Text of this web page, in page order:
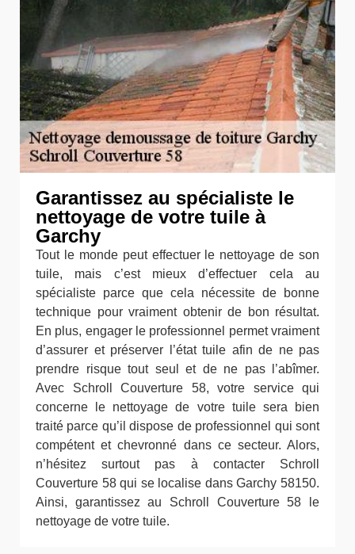
Garantissez au spécialiste le
nettoyage de votre tuile à
Garchy
Tout le monde peut effectuer le nettoyage de son
tuile, mais c’est mieux d’effectuer cela au
spécialiste parce que cela nécessite de bonne
technique pour vraiment obtenir de bon résultat.
En plus, engager le professionnel permet vraiment
d’assurer et préserver l’état tuile afin de ne pas
prendre risque tout seul et de ne pas l’abîmer.
Avec Schroll Couverture 58, votre service qui
concerne le nettoyage de votre tuile sera bien
traité parce qu’il dispose de professionnel qui sont
compétent et chevronné dans ce secteur. Alors,
n’hésitez surtout pas à contacter Schroll
Couverture 58 qui se localise dans Garchy 58150.
Ainsi, garantissez au Schroll Couverture 58 le
nettoyage de votre tuile.